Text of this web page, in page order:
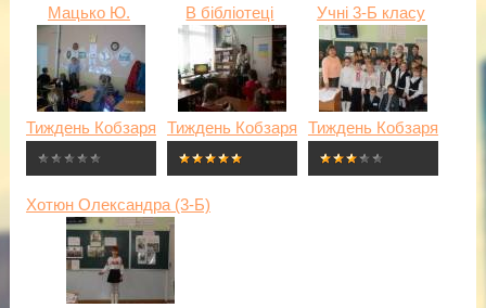
Мацько Ю.
Тиждень Кобзаря
В бібліотеці
Тиждень Кобзаря
Учні 3-Б класу
Тиждень Кобзаря
Хотюн Олександра (3-Б)